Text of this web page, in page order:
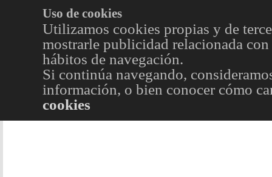
Uso de cookies
Utilizamos cookies propias y de
mostrarle publicidad relacionada
hábitos de navegación.
Si continúa navegando,
información, o bien conocer cómo
cookies